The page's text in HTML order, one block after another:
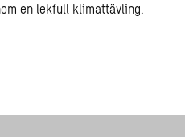
en lekfull klimattävling.